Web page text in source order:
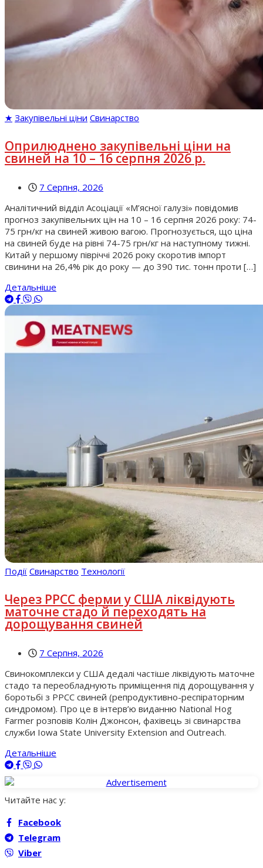
★ Закупівельні ціни Свинарство
Оприлюднено закупівельні ціни на
свиней на 10 – 16 серпня 2026 р.
7 Серпня, 2026
Аналітичний відділ Асоціації «М’ясної галузі» повідомив
прогноз закупівельних цін на 10 – 16 серпня 2026 року: 74-
75 грн/кг на свиней живою вагою. Прогнозується, що ціна
на свиней буде на рівні 74-75 грн/кг на наступному тижні.
Китай у першому півріччі 2026 року скоротив імпорт
свинини на 26,4% рік до року — до 390 тис. тонн проти […]
Детальніше
Події Свинарство Технології
Через РРСС ферми у США ліквідують
маточне стадо й переходять на
дорощування свиней
7 Серпня, 2026
Свинокомплекси у США дедалі частіше ліквідують маточне
стадо та переобладнують приміщення під дорощування у
боротьбі з РРСС свиней (репродуктивно-респіраторним
синдромом). Про це в інтерв’ю виданню National Hog
Farmer розповів Колін Джонсон, фахівець зі свинарства
служби Iowa State University Extension and Outreach.
Детальніше
Читайте нас у:
Facebook
Telegram
Viber